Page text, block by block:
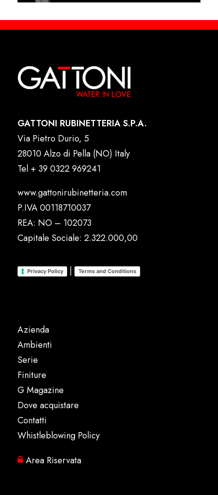
GATTONI RUBINETTERIA S.P.A.
Via Pietro Durio, 5
28010 Alzo di Pella (NO) Italy
Tel + 39 0322 969241
www.gattonirubinetteria.com
P.IVA 00118710037
REA: NO – 102073
Capitale Sociale: 2.322.000,00
Privacy Policy | Terms and Conditions
Azienda
Ambienti
Serie
Finiture
G Magazine
Dove acquistare
Contatti
Whistleblowing Policy
Area Riservata